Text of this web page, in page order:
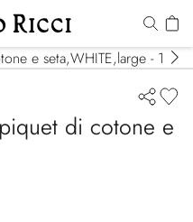
di cotone e